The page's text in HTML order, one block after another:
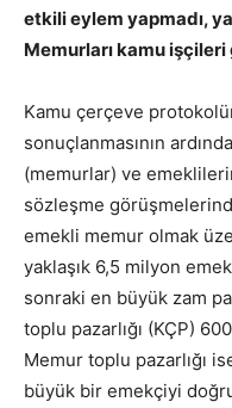
etkili eylem yapmadı,
Memurları kamu
Kamu çerçeve
sonuçlanmasının
(memurlar) ve
sözleşme
emekli memur olmak
yaklaşık 6,5 milyon
sonraki en büyük zam
toplu pazarlığı (KÇP)
Memur toplu pazarlığı
büyük bir emekçiyi